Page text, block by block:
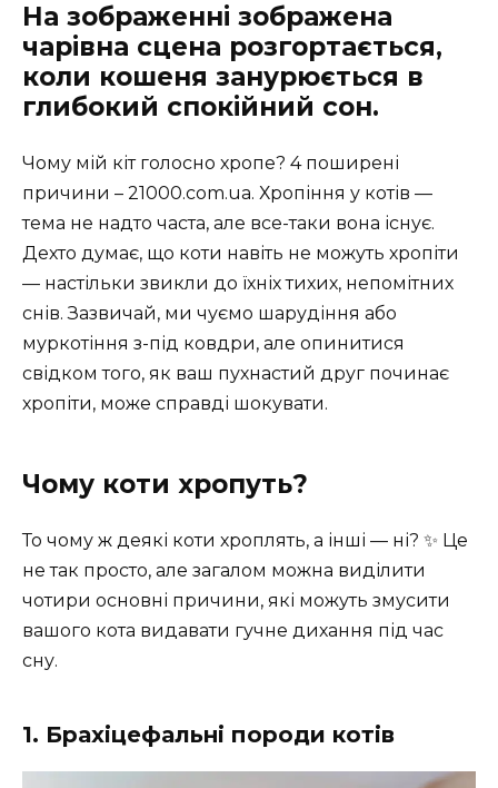
На зображенні зображена
чарівна сцена розгортається,
коли кошеня занурюється в
глибокий спокійний сон.
Чому мій кіт голосно хропе? 4 поширені
причини – 21000.com.ua. Хропіння у котів —
тема не надто часта, але все-таки вона існує.
Дехто думає, що коти навіть не можуть хропіти
— настільки звикли до їхніх тихих, непомітних
снів. Зазвичай, ми чуємо шарудіння або
муркотіння з-під ковдри, але опинитися
свідком того, як ваш пухнастий друг починає
хропіти, може справді шокувати.
Чому коти хропуть?
То чому ж деякі коти хроплять, а інші — ні? ✨ Це
не так просто, але загалом можна виділити
чотири основні причини, які можуть змусити
вашого кота видавати гучне дихання під час
сну.
1. Брахіцефальні породи котів